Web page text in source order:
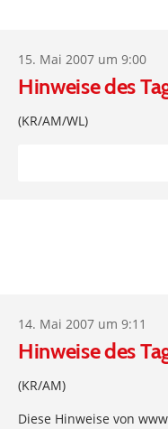
15. Mai 2007 um 9:00
Hinweise des
(KR/AM/WL)
14. Mai 2007 um 9:11
Hinweise des
(KR/AM)
Diese Hinweise von